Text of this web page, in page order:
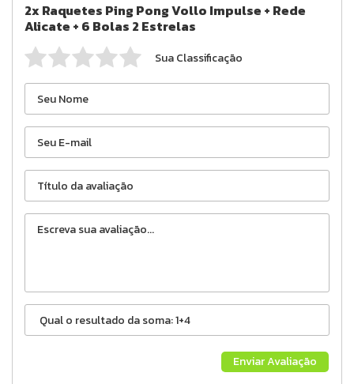
2x Raquetes Ping Pong Vollo Impulse + Rede
Alicate + 6 Bolas 2 Estrelas
Sua Classificação